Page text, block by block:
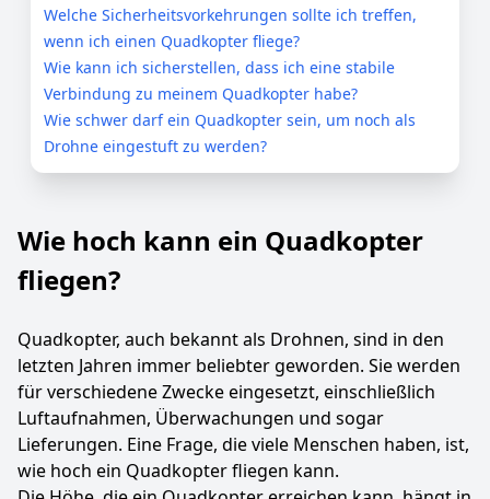
Welche Sicherheitsvorkehrungen sollte ich treffen,
wenn ich einen Quadkopter fliege?
Wie kann ich sicherstellen, dass ich eine stabile
Verbindung zu meinem Quadkopter habe?
Wie schwer darf ein Quadkopter sein, um noch als
Drohne eingestuft zu werden?
Wie hoch kann ein Quadkopter
fliegen?
Quadkopter, auch bekannt als Drohnen, sind in den
letzten Jahren immer beliebter geworden. Sie werden
für verschiedene Zwecke eingesetzt, einschließlich
Luftaufnahmen, Überwachungen und sogar
Lieferungen. Eine Frage, die viele Menschen haben, ist,
wie hoch ein Quadkopter fliegen kann.